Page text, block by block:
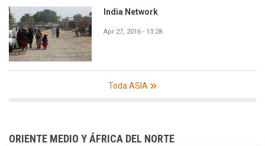
India Network
Apr 27, 2016 - 13:28
Toda ASIA
ORIENTE MEDIO Y ÁFRICA DEL NORTE